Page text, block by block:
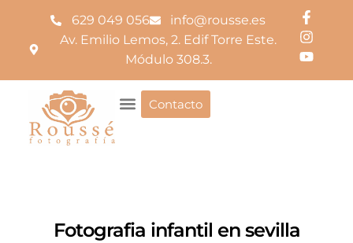
629 049 056
info@rousse.es
Av. Emilio Lemos, 2. Edif Torre Este.
Módulo 308.3.
Contacto
Fotografia infantil en sevilla